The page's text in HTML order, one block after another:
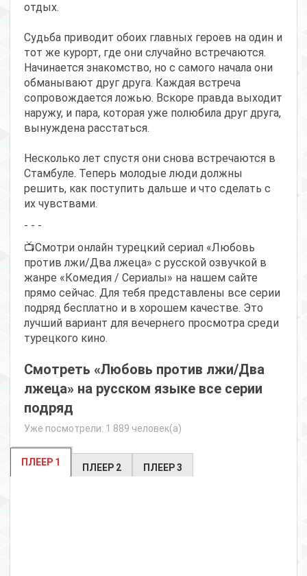
отдых.
Судьба приводит обоих главных героев на один и
тот же курорт, где они случайно встречаются.
Начинается знакомство, но с самого начала они
обманывают друг друга. Каждая встреча
сопровождается ложью. Вскоре правда выходит
наружу, и пара, которая уже полюбила друг друга,
вынуждена расстаться.
Несколько лет спустя они снова встречаются в
Стамбуле. Теперь молодые люди должны
решить, как поступить дальше и что сделать с
их чувствами.
- - -
📺Смотри онлайн турецкий сериал «Любовь
против лжи/Два лжеца» с русской озвучкой в
жанре «Комедия / Сериалы» на нашем сайте
прямо сейчас. Для тебя представлены все серии
подряд бесплатно и в хорошем качестве. Это
лучший вариант для вечернего просмотра среди
турецкого кино.
Смотреть «Любовь против лжи/Два
лжеца» на русском языке все серии
подряд
Уже посмотрели: 1 889 человек(а)
ПЛЕЕР 1 ПЛЕЕР 2 ПЛЕЕР 3